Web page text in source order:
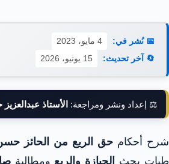
📅 نُشر في:
4 مايو، 2023
🔄 آخر تحديث:
15 يونيو، 2026
⚖️ إعداد ونشر ومراجعة: الأستاذ
شرح أحكام حق الريع من الحائز
طيات بحث
الحيازة والريع ومطالبة